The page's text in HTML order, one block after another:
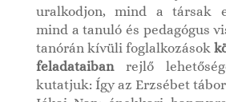
uralkodjon, mind a
társak
mind a tanuló és pedagógus
tanórán kívüli foglalkozások
feladataiban
rejlő
kutatjuk: Így az Erzsébet